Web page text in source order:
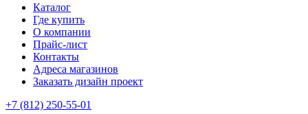
Каталог
Где купить
О компании
Прайс-лист
Контакты
Адреса магазинов
Заказать дизайн проект
+7 (812) 250-55-01